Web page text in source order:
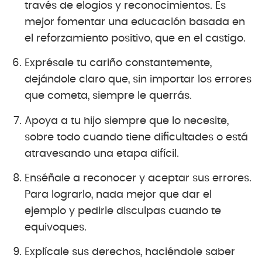
través de elogios y reconocimientos. Es
mejor fomentar una educación basada en
el reforzamiento positivo, que en el castigo.
Exprésale tu cariño constantemente,
dejándole claro que, sin importar los errores
que cometa, siempre le querrás.
Apoya a tu hijo siempre que lo necesite,
sobre todo cuando tiene dificultades o está
atravesando una etapa difícil.
Enséñale a reconocer y aceptar sus errores.
Para lograrlo, nada mejor que dar el
ejemplo y pedirle disculpas cuando te
equivoques.
Explícale sus derechos, haciéndole saber